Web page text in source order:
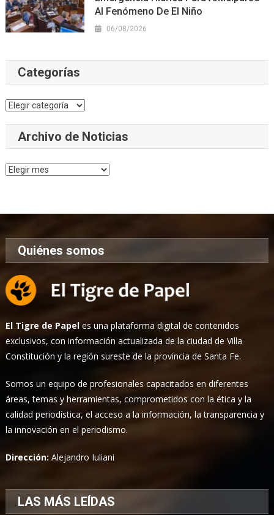
Al Fenómeno De El Niño
06/08/2026
Categorías
Categorías
Archivo de Noticias
Archivo
Quiénes somos
El Tigre de Papel es una plataforma digital de contenidos
exclusivos, con información actualizada de la ciudad de Villa
Constitución y la región sureste de la provincia de Santa Fe.
Somos un equipo de profesionales capacitados en diferentes
áreas, temas y herramientas, comprometidos con la ética y la
calidad periodística, el acceso a la información, la transparencia y
la innovación en el periodismo.
Dirección:Alejandro Iuliani
LAS MÁS LEÍDAS